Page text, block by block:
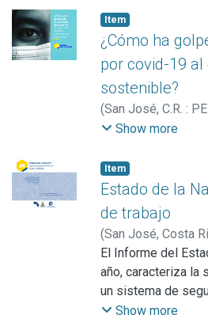
Matamoros, Guido
Item
¿Cómo ha
por covid-19
sostenible?
(San José, C.R. :
Nacional de
Matamoros, Guido
Show more
Item
Estado de la
de trabajo
(San José, Costa
Consejo Nacional
Programa Estado
El Informe del
año, caracteriza la
un sistema de
desarrollo humano
Show more